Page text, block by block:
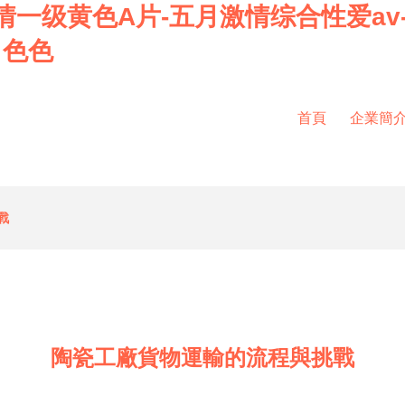
一级黄色A片-五月激情综合性爱
色
首頁 企業簡
陶瓷工廠貨物運輸的流程與挑戰